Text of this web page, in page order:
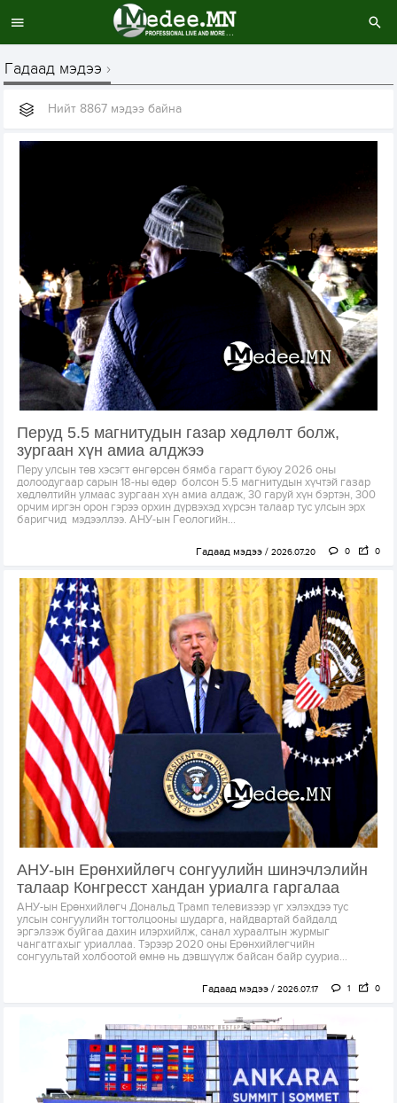
Гадаад мэдээ
Нийт 8867 мэдээ байна
Перуд 5.5 магнитудын газар хөдлөлт болж,
зургаан хүн амиа алджээ
Перу улсын төв хэсэгт өнгөрсөн бямба гарагт буюу 2026 оны
долоодугаар сарын 18-ны өдөр болсон 5.5 магнитудын хүчтэй газар
хөдлөлтийн улмаас зургаан хүн амиа алдаж, 30 гаруй хүн бэртэн, 300
орчим иргэн орон гэрээ орхин дүрвэхэд хүрсэн талаар тус улсын эрх
баригчид мэдээллээ. АНУ-ын Геологийн...
Гадаад мэдээ 2026.07.20 0 0
АНУ-ын Ерөнхийлөгч сонгуулийн шинэчлэлийн
талаар Конгресст хандан уриалга гаргалаа
АНУ-ын Ерөнхийлөгч Дональд Трамп телевизээр үг хэлэхдээ тус
улсын сонгуулийн тогтолцооны шударга, найдвартай байдалд
эргэлзэж буйгаа дахин илэрхийлж, санал хураалтын журмыг
чангатгахыг уриаллаа. Тэрээр 2020 оны Ерөнхийлөгчийн
сонгуультай холбоотой өмнө нь дэвшүүлж байсан байр сууриа...
Гадаад мэдээ 2026.07.17 1 0